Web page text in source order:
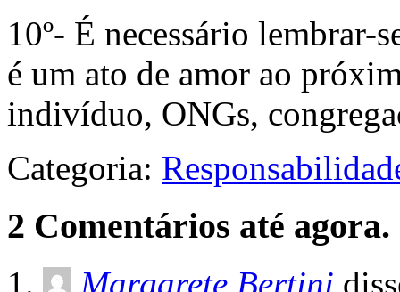
10º- É necessário lembrar-
é um ato de amor ao
indivíduo, ONGs,
Categoria:
2 Comentários até agora.
Margarete Bertini